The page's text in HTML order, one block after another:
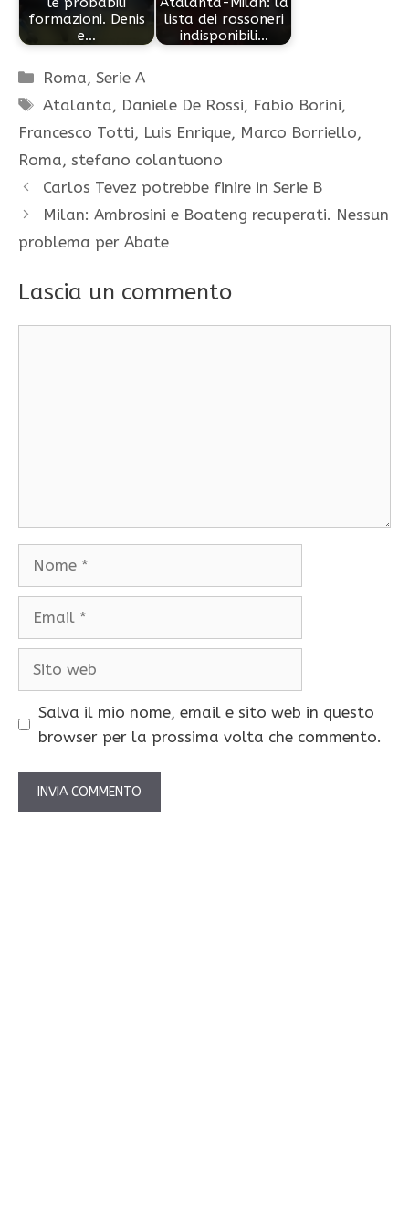
formazioni. Denis
e…
lista dei rossoneri
indisponibili…
Categorie
Roma,Serie A
Tag
Atalanta, Daniele De Rossi, Fabio Borini,
Francesco Totti, Luis Enrique, Marco Borriello,
Roma, stefano colantuono
Carlos Tevez potrebbe finire in Serie B
Milan: Ambrosini e Boateng recuperati. Nessun
problema per Abate
Lascia un commento
Salva il mio nome, email e sito web in questo
browser per la prossima volta che commento.